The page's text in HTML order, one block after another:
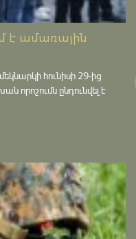
է ամառային
հունիսի 29-ից
որոշումն ընդունվել է